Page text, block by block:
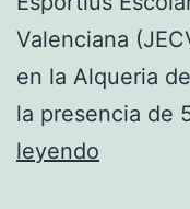
Valenciana
en la Alqueria
la presencia de
leyendo